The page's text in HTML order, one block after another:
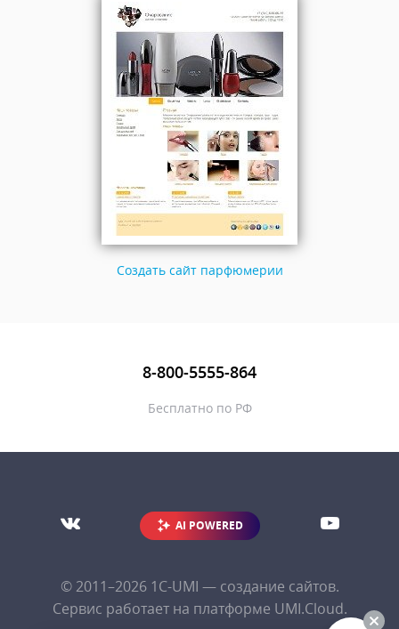
Создать сайт парфюмерии
8-800-5555-864
Бесплатно по РФ
AI POWERED
© 2011–2026 1С-UMI — создание сайтов.
Сервис работает на платформе UMI.Cloud.